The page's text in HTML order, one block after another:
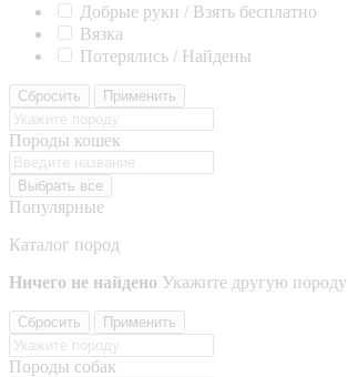
Добрые руки / Взять бесплатно
Вязка
Потерялись / Найдены
Сбросить Применить
Породы кошек
Выбрать все
Популярные
Каталог пород
Ничего не найдено Укажите другую породу
Сбросить Применить
Породы собак